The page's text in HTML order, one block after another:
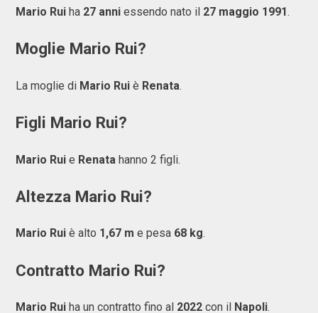
Mario Rui ha 27 anni essendo nato il 27 maggio 1991.
Moglie Mario Rui?
La moglie di Mario Rui è Renata.
Figli Mario Rui?
Mario Rui e Renata hanno 2 figli.
Altezza Mario Rui?
Mario Rui è alto 1,67 m e pesa 68 kg.
Contratto Mario Rui?
Mario Rui ha un contratto fino al 2022 con il Napoli.